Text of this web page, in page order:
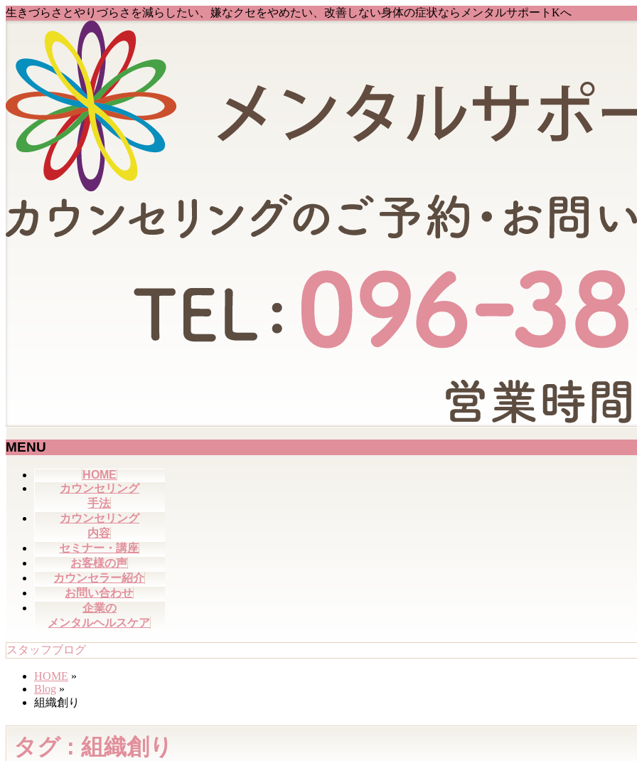
生きづらさとやりづらさを減らしたい、嫌なクセをやめたい、改善しない身体の症状ならメンタルサポートKへ
MENU
HOME
カウンセリング
手法
カウンセリング
内容
セミナー・講座
お客様の声
カウンセラー紹介
お問い合わせ
企業の
メンタルヘルスケア
スタッフブログ
HOME »
Blog »
組織創り
タグ : 組織創り